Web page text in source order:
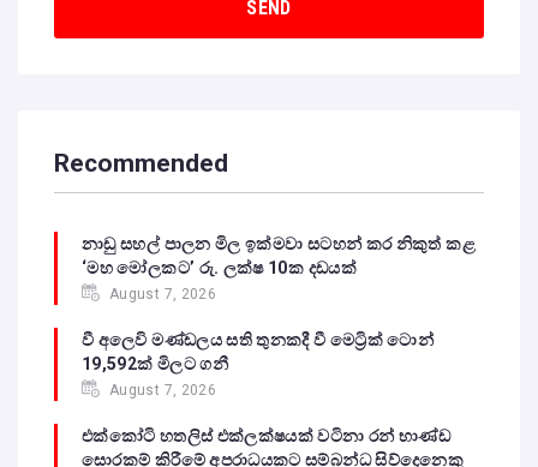
Recommended
නාඩු සහල් පාලන මිල ඉක්මවා සටහන් කර නිකුත් කළ
‘මහ මෝලකට’ රු. ලක්ෂ 10ක දඩයක්
August 7, 2026
වී අලෙවි මණ්ඩලය සති තුනකදී වී මෙට්‍රික් ටොන්
19,592ක් මිලට ගනී
August 7, 2026
එක්කෝටි හතලිස් එක්ලක්ෂයක් වටිනා රන් භාණ්ඩ
සොරකම් කිරීමේ අපරාධයකට සම්බන්ධ සිව්දෙනෙකු